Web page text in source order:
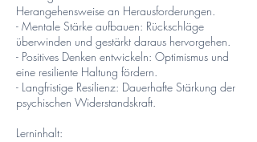
Herangehensweise an Herausforderungen.
- Mentale Stärke aufbauen: Rückschläge
überwinden und gestärkt daraus hervorgehen.
- Positives Denken entwickeln: Optimismus und
eine resiliente Haltung fördern.
- Langfristige Resilienz: Dauerhafte Stärkung der
psychischen Widerstandskraft.
Lerninhalt: